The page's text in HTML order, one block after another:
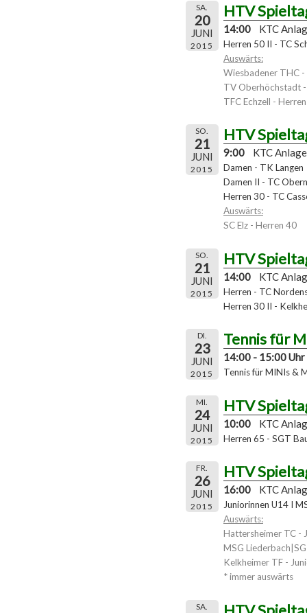
SA.
20
JUNI
2015
HTV
14:00 KTC
Herren 50 II - TC
Auswärts:
Wiesbadener THC -
TV Oberhöchstadt
TFC Echzell -
SO.
21
JUNI
2015
HTV
9:00 KTC Anlage
Damen - TK Langen
Damen II - TC
Herren 30 - TC
Auswärts:
SC Elz - Herren 40
SO.
21
JUNI
2015
HTV
14:00 KTC
Herren - TC
Herren 30 II -
DI.
23
JUNI
2015
Tennis für
14:00 - 15:00 Uhr
Tennis für MINIs &
MI.
24
JUNI
2015
HTV
10:00 KTC
Herren 65 - SGT
FR.
26
JUNI
2015
HTV
16:00 KTC
Juniorinnen U14 I
Auswärts:
Hattersheimer TC -
MSG
Kelkheimer TF -
* immer auswärts
SA.